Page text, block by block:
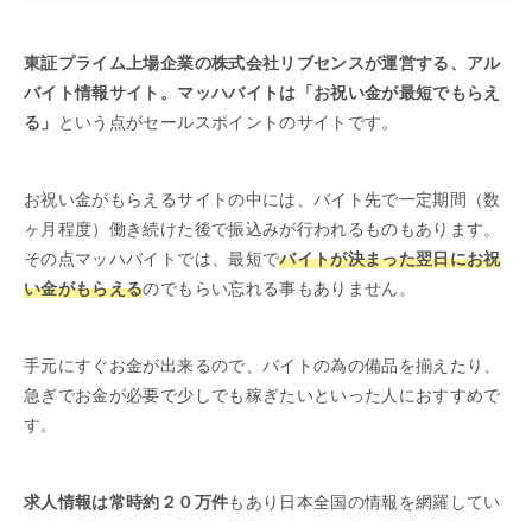
東証プライム上場企業の株式会社リブセンスが運営する、アル
バイト情報サイト。マッハバイトは「お祝い金が最短でもらえ
る」
という点がセールスポイントのサイトです。
お祝い金がもらえるサイトの中には、バイト先で一定期間（数
ヶ月程度）働き続けた後で振込みが行われるものもあります。
その点マッハバイトでは、最短でバイトが決まった翌日にお祝
い金がもらえるのでもらい忘れる事もありません。
手元にすぐお金が出来るので、バイトの為の備品を揃えたり、
急ぎでお金が必要で少しでも稼ぎたいといった人におすすめで
す。
求人情報は常時約２０万件もあり日本全国の情報を網羅してい